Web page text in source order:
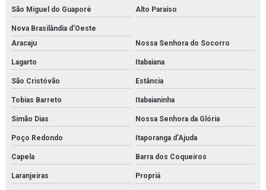
São Miguel do Guaporé Alto Paraíso
Nova Brasilândia d'Oeste
Aracaju
Nossa Senhora do Socorro
Lagarto Itabaiana
São Cristóvão Estância
Tobias Barreto Itabaianinha
Simão Dias Nossa Senhora da Glória
Poço Redondo Itaporanga d'Ajuda
Capela Barra dos Coqueiros
Laranjeiras Propriá